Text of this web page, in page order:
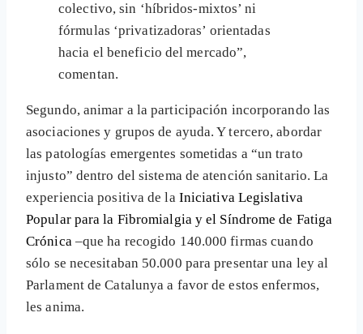
colectivo, sin ‘híbridos-mixtos’ ni
fórmulas ‘privatizadoras’ orientadas
hacia el beneficio del mercado”,
comentan.
Segundo, animar a la participación incorporando las
asociaciones y grupos de ayuda. Y tercero, abordar
las patologías emergentes sometidas a “un trato
injusto” dentro del sistema de atención sanitario. La
experiencia positiva de la Iniciativa Legislativa
Popular para la Fibromialgia y el Síndrome de Fatiga
Crónica –que ha recogido 140.000 firmas cuando
sólo se necesitaban 50.000 para presentar una ley al
Parlament de Catalunya a favor de estos enfermos,
les anima.